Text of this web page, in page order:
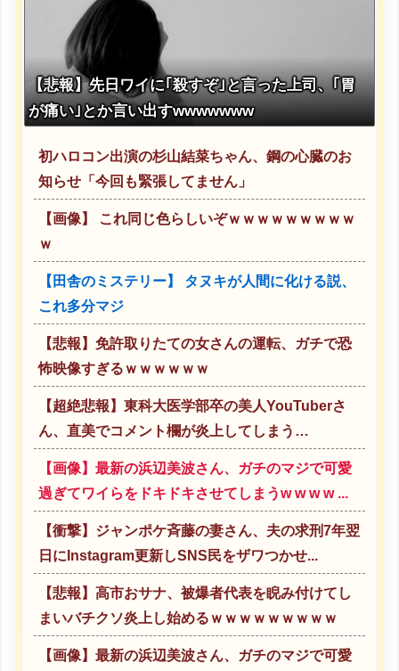
【悲報】先日ワイに｢殺すぞ｣と言った上司、｢胃
が痛い｣とか言い出すwwwwwww
初ハロコン出演の杉山結菜ちゃん、鋼の心臓のお
知らせ「今回も緊張してません」
【画像】 これ同じ色らしいぞｗｗｗｗｗｗｗｗｗ
ｗ
【田舎のミステリー】 タヌキが人間に化ける説、
これ多分マジ
【悲報】免許取りたての女さんの運転、ガチで恐
怖映像すぎるｗｗｗｗｗｗ
【超絶悲報】東科大医学部卒の美人YouTuberさ
ん、直美でコメント欄が炎上してしまう…
【画像】最新の浜辺美波さん、ガチのマジで可愛
過ぎてワイらをドキドキさせてしまうw w w w ...
【衝撃】ジャンポケ斉藤の妻さん、夫の求刑7年翌
日にInstagram更新しSNS民をザワつかせ...
【悲報】高市おサナ、被爆者代表を睨み付けてし
まいバチクソ炎上し始めるｗｗｗｗｗｗｗｗｗ
【画像】最新の浜辺美波さん、ガチのマジで可愛